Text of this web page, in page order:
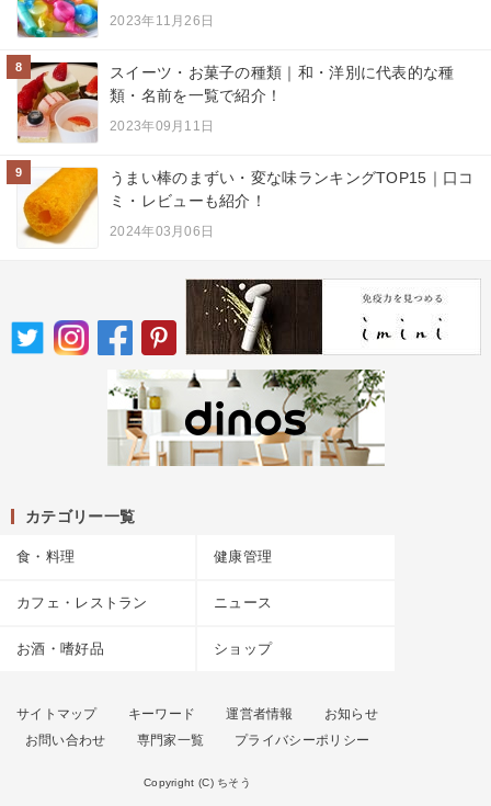
2023年11月26日
8
スイーツ・お菓子の種類｜和・洋別に代表的な種
類・名前を一覧で紹介！
2023年09月11日
9
うまい棒のまずい・変な味ランキングTOP15｜口コ
ミ・レビューも紹介！
2024年03月06日
カテゴリー一覧
食・料理 健康管理
カフェ・レストラン ニュース
お酒・嗜好品 ショップ
サイトマップ キーワード 運営者情報
お知らせ
お問い合わせ
専門家一覧 プライバシーポリシー
Copyright (C) ちそう